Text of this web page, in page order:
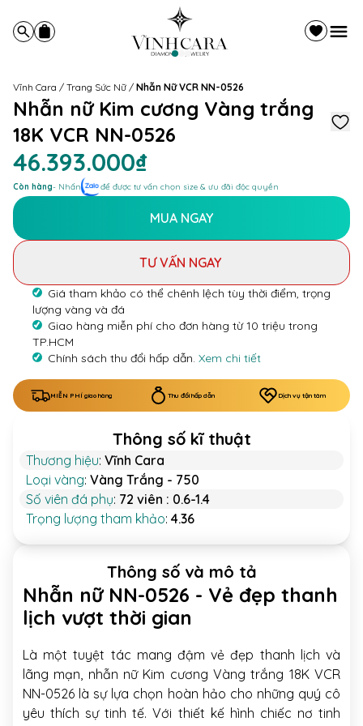
Vĩnh Cara / Trang Sức Nữ / Nhẫn Nữ VCR NN-0526
Nhẫn nữ Kim cương Vàng trắng
18K VCR NN-0526
46.393.000₫
Còn hàng- Nhấn để được tư vấn chọn size & ưu đãi độc quyền
MUA NGAY
TƯ VẤN NGAY
Giá tham khảo có thể chênh lệch tùy thời điểm, trọng
lượng vàng và đá
Giao hàng miễn phí cho đơn hàng từ 10 triệu trong
TP.HCM
Chính sách thu đổi hấp dẫn. Xem chi tiết
MIỄN PHÍ giao hàng Thu đổi hấp dẫn Dịch vụ tận tâm
Thông số kĩ thuật
Thương hiệu: Vĩnh Cara
Loại vàng: Vàng Trắng - 750
Số viên đá phụ: 72 viên : 0.6-1.4
Trọng lượng tham khảo: 4.36
Thông số và mô tả
Nhẫn nữ NN-0526 - Vẻ đẹp thanh
lịch vượt thời gian
Là một tuyệt tác mang đậm vẻ đẹp thanh lịch và
lãng mạn, nhẫn nữ Kim cương Vàng trắng 18K VCR
NN-0526 là sự lựa chọn hoàn hảo cho những quý cô
yêu thích sự tinh tế. Với thiết kế hình chiếc nơ tinh